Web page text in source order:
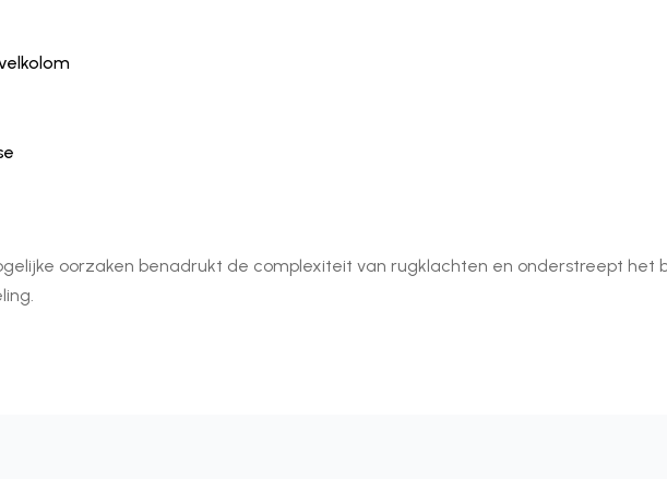
oorzaken benadrukt de complexiteit van rugklachten en onderstreept het